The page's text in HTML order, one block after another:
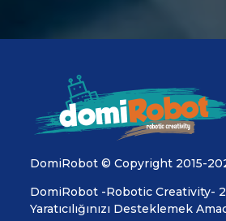
DomiRobot © Copyright 2015-
DomiRobot -Robotic Creativity-
Yaratıcılığınızı Desteklemek